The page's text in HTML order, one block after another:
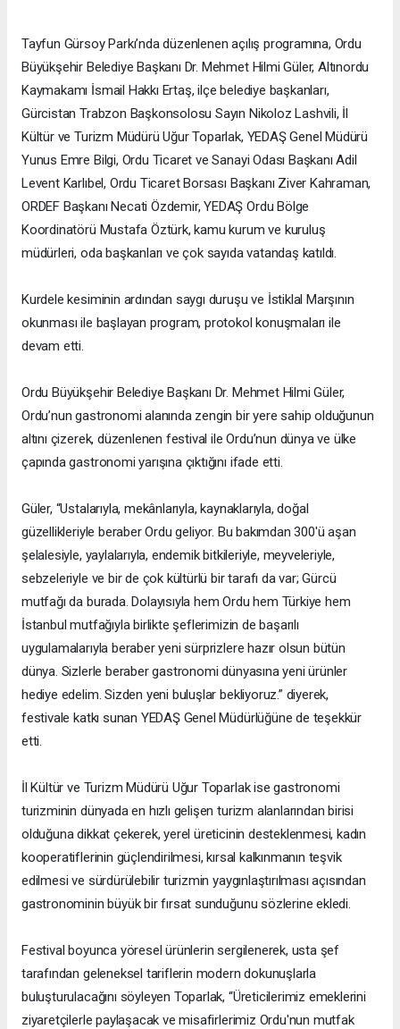
Tayfun Gürsoy Parkı’nda düzenlenen açılış programına, Ordu
Büyükşehir Belediye Başkanı Dr. Mehmet Hilmi Güler, Altınordu
Kaymakamı İsmail Hakkı Ertaş, ilçe belediye başkanları,
Gürcistan Trabzon Başkonsolosu Sayın Nikoloz Lashvili, İl
Kültür ve Turizm Müdürü Uğur Toparlak, YEDAŞ Genel Müdürü
Yunus Emre Bilgi, Ordu Ticaret ve Sanayi Odası Başkanı Adil
Levent Karlıbel, Ordu Ticaret Borsası Başkanı Ziver Kahraman,
ORDEF Başkanı Necati Özdemir, YEDAŞ Ordu Bölge
Koordinatörü Mustafa Öztürk, kamu kurum ve kuruluş
müdürleri, oda başkanları ve çok sayıda vatandaş katıldı.
Kurdele kesiminin ardından saygı duruşu ve İstiklal Marşının
okunması ile başlayan program, protokol konuşmaları ile
devam etti.
Ordu Büyükşehir Belediye Başkanı Dr. Mehmet Hilmi Güler,
Ordu’nun gastronomi alanında zengin bir yere sahip olduğunun
altını çizerek, düzenlenen festival ile Ordu’nun dünya ve ülke
çapında gastronomi yarışına çıktığını ifade etti.
Güler, “Ustalarıyla, mekânlarıyla, kaynaklarıyla, doğal
güzellikleriyle beraber Ordu geliyor. Bu bakımdan 300'ü aşan
şelalesiyle, yaylalarıyla, endemik bitkileriyle, meyveleriyle,
sebzeleriyle ve bir de çok kültürlü bir tarafı da var; Gürcü
mutfağı da burada. Dolayısıyla hem Ordu hem Türkiye hem
İstanbul mutfağıyla birlikte şeflerimizin de başarılı
uygulamalarıyla beraber yeni sürprizlere hazır olsun bütün
dünya. Sizlerle beraber gastronomi dünyasına yeni ürünler
hediye edelim. Sizden yeni buluşlar bekliyoruz.” diyerek,
festivale katkı sunan YEDAŞ Genel Müdürlüğüne de teşekkür
etti.
İl Kültür ve Turizm Müdürü Uğur Toparlak ise gastronomi
turizminin dünyada en hızlı gelişen turizm alanlarından birisi
olduğuna dikkat çekerek, yerel üreticinin desteklenmesi, kadın
kooperatiflerinin güçlendirilmesi, kırsal kalkınmanın teşvik
edilmesi ve sürdürülebilir turizmin yaygınlaştırılması açısından
gastronominin büyük bir fırsat sunduğunu sözlerine ekledi.
Festival boyunca yöresel ürünlerin sergilenerek, usta şef
tarafından geleneksel tariflerin modern dokunuşlarla
buluşturulacağını söyleyen Toparlak, “Üreticilerimiz emeklerini
ziyaretçilerle paylaşacak ve misafirlerimiz Ordu'nun mutfak